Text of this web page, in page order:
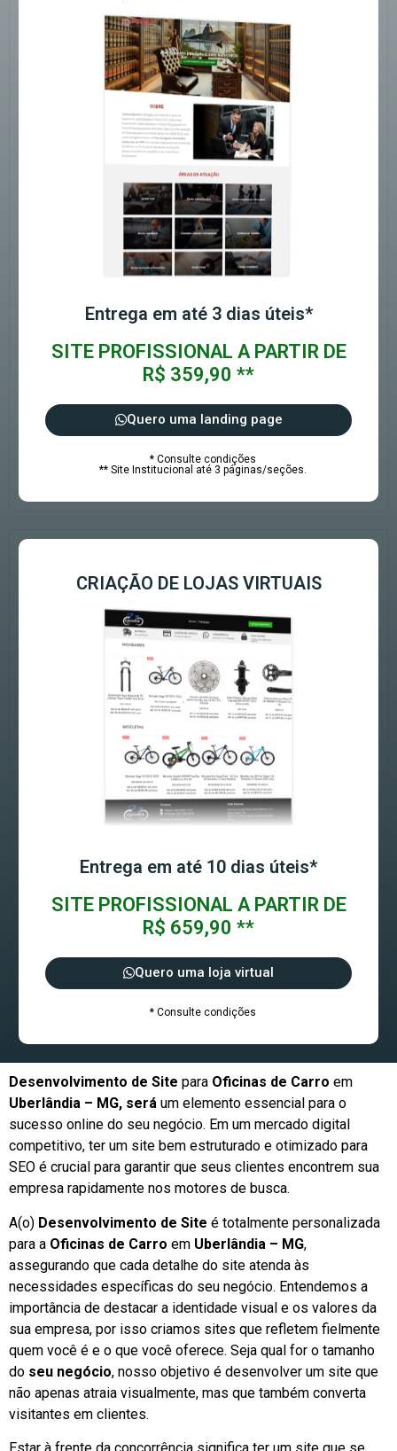
Entrega em até 3 dias úteis*
SITE PROFISSIONAL A PARTIR DE
R$ 359,90 **
Quero uma landing page
* Consulte condições
** Site Institucional até 3 páginas/seções.
CRIAÇÃO DE LOJAS VIRTUAIS
Entrega em até 10 dias úteis*
SITE PROFISSIONAL A PARTIR DE
R$ 659,90 **
Quero uma loja virtual
* Consulte condições
Desenvolvimento de Site para Oficinas de Carro em
Uberlândia – MG, será um elemento essencial para o
sucesso online do seu negócio. Em um mercado digital
competitivo, ter um site bem estruturado e otimizado para
SEO é crucial para garantir que seus clientes encontrem sua
empresa rapidamente nos motores de busca.
A(o) Desenvolvimento de Site é totalmente personalizada
para a Oficinas de Carro em Uberlândia – MG,
assegurando que cada detalhe do site atenda às
necessidades específicas do seu negócio. Entendemos a
importância de destacar a identidade visual e os valores da
sua empresa, por isso criamos sites que refletem fielmente
quem você é e o que você oferece. Seja qual for o tamanho
do seu negócio, nosso objetivo é desenvolver um site que
não apenas atraia visualmente, mas que também converta
visitantes em clientes.